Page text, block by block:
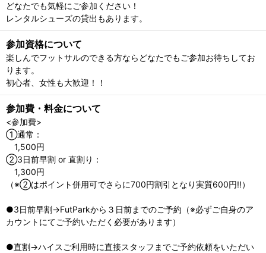
どなたでも気軽にご参加ください！
レンタルシューズの貸出もあります。
参加資格について
楽しんでフットサルのできる方ならどなたでもご参加お待ちしてお
ります。
初心者、女性も大歓迎！！
参加費・料金について
<参加費>
①通常：
1,500円
②3日前早割 or 直割り：
1,300円
（※②はポイント併用可でさらに700円割引となり実質600円!!）
●3日前早割→FutParkから３日前までのご予約（※必ずご自身のア
カウントにてご予約いただく必要があります）
●直割→ハイスご利用時に直接スタッフまでご予約依頼をいただい